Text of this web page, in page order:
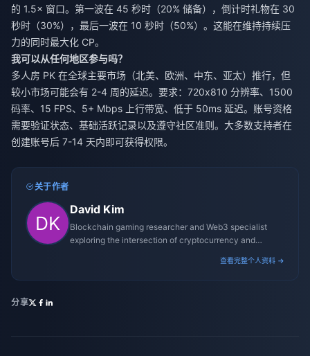
的 1.5× 窗口。第一波在 45 秒时（20% 储备），倒计时礼物在 30
秒时（30%），最后一波在 10 秒时（50%）。这能在维持持续压
力的同时最大化 CP。
我可以从任何地区参与吗？
多人房 PK 在全球主要市场（北美、欧洲、中东、亚太）推行，但
较小市场可能会有 2-4 周的延迟。要求：720x810 分辨率、1500
码率、15 FPS、5+ Mbps 上行带宽、低于 50ms 延迟。账号资格
需要验证状态、基础活跃记录以及遵守社区准则。大多数支持者在
创建账号后 7-14 天内即可获得权限。
关于作者
David Kim
Blockchain gaming researcher and Web3 specialist
exploring the intersection of cryptocurrency and
查看完整个人资料 →
分享